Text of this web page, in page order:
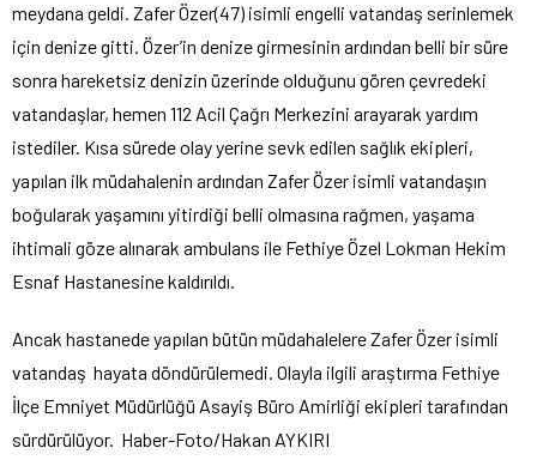
meydana geldi. Zafer Özer(47) isimli engelli vatandaş serinlemek
için denize gitti. Özer’in denize girmesinin ardından belli bir süre
sonra hareketsiz denizin üzerinde olduğunu gören çevredeki
vatandaşlar, hemen 112 Acil Çağrı Merkezini arayarak yardım
istediler. Kısa sürede olay yerine sevk edilen sağlık ekipleri,
yapılan ilk müdahalenin ardından Zafer Özer isimli vatandaşın
boğularak yaşamını yitirdiği belli olmasına rağmen, yaşama
ihtimali göze alınarak ambulans ile Fethiye Özel Lokman Hekim
Esnaf Hastanesine kaldırıldı.
Ancak hastanede yapılan bütün müdahalelere Zafer Özer isimli
vatandaş hayata döndürülemedi. Olayla ilgili araştırma Fethiye
İlçe Emniyet Müdürlüğü Asayiş Büro Amirliği ekipleri tarafından
sürdürülüyor. Haber-Foto/Hakan AYKIRI